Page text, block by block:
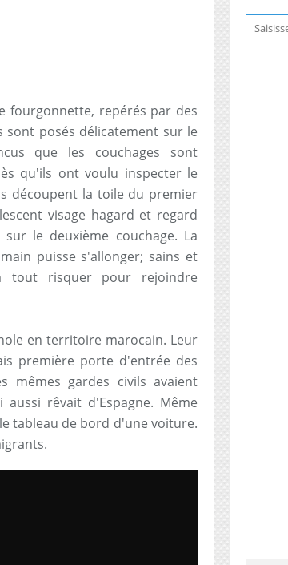
fourgonnette, repérés par des
sont posés délicatement sur le
que les couchages sont
qu'ils ont voulu inspecter le
découpent la toile du premier
visage hagard et regard
le deuxième couchage. La
puisse s'allonger; sains et
tout risquer pour rejoindre
en territoire marocain. Leur
première porte d'entrée des
mêmes gardes civils avaient
rêvait d'Espagne. Même
tableau de bord d'une voiture.